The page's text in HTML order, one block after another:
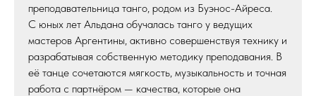
преподавательница танго, родом из Буэнос-Айреса.
С юных лет Альдана обучалась танго у ведущих
мастеров Аргентины, активно совершенствуя технику и
разрабатывая собственную методику преподавания. В
её танце сочетаются мягкость, музыкальность и точная
работа с партнёром — качества, которые она